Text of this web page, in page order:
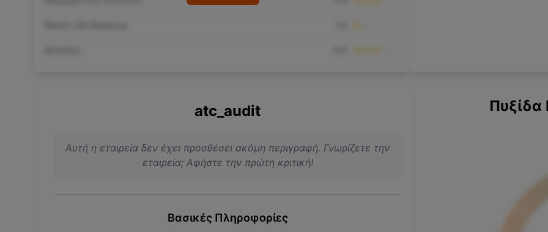
atc_audit
Αυτή η εταιρεία δεν έχει προσθέσει ακόμη περιγραφή. Γνωρίζετε την
εταιρεία; Αφήστε την πρώτη κριτική!
Βασικές Πληροφορίες
Πυξίδα